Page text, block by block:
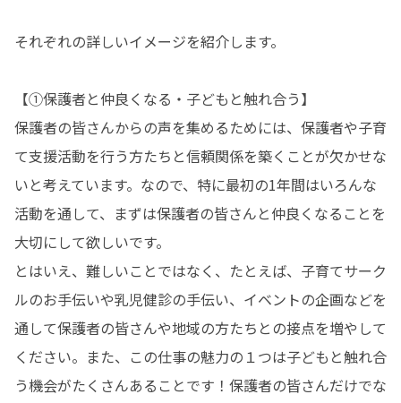
それぞれの詳しいイメージを紹介します。
【①保護者と仲良くなる・子どもと触れ合う】
保護者の皆さんからの声を集めるためには、保護者や子育
て支援活動を行う方たちと信頼関係を築くことが欠かせな
いと考えています。なので、特に最初の1年間はいろんな
活動を通して、まずは保護者の皆さんと仲良くなることを
大切にして欲しいです。
とはいえ、難しいことではなく、たとえば、子育てサーク
ルのお手伝いや乳児健診の手伝い、イベントの企画などを
通して保護者の皆さんや地域の方たちとの接点を増やして
ください。また、この仕事の魅力の１つは子どもと触れ合
う機会がたくさんあることです！保護者の皆さんだけでな